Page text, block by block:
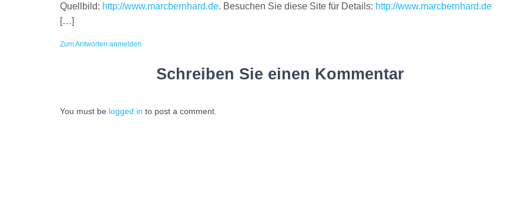
Quellbild: http://www.marcbernhard.de. Besuchen Sie diese Site für Details: http://www.marcbernhard.de
[…]
Zum Antworten anmelden
Schreiben Sie einen Kommentar
You must be logged in to post a comment.